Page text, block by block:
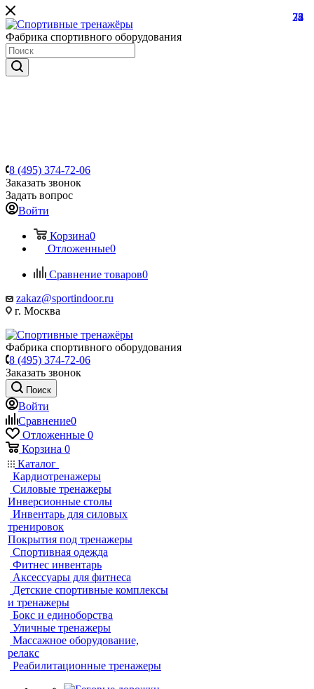
Фабрика спортивного оборудования
8 (495) 374-72-06
Заказать звонок
Задать вопрос
Войти
Корзина0
Отложенные0
Сравнение товаров0
zakaz@sportindoor.ru
г. Москва
Фабрика спортивного оборудования
8 (495) 374-72-06
Заказать звонок
Поиск
Войти
Сравнение0
Отложенные 0
Корзина 0
Каталог
Кардиотренажеры
Силовые тренажеры
Инверсионные столы
Инвентарь для силовых
тренировок
Покрытия под тренажеры
Спортивная одежда
Фитнес инвентарь
Аксессуары для фитнеса
Детские спортивные комплексы
и тренажеры
Бокс и единоборства
Уличные тренажеры
Массажное оборудование,
релакс
Реабилитационные тренажеры
22
8
74
35